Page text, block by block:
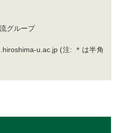
グループ
u.ac.jp (注: ＊は半角